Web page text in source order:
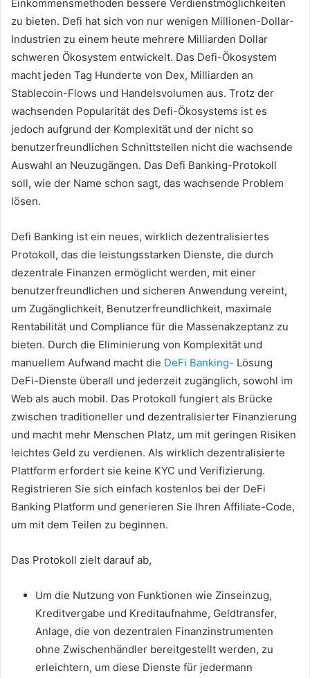
Einkommensmethoden bessere Verdienstmöglichkeiten
zu bieten. Defi hat sich von nur wenigen Millionen-Dollar-
Industrien zu einem heute mehrere Milliarden Dollar
schweren Ökosystem entwickelt. Das Defi-Ökosystem
macht jeden Tag Hunderte von Dex, Milliarden an
Stablecoin-Flows und Handelsvolumen aus. Trotz der
wachsenden Popularität des Defi-Ökosystems ist es
jedoch aufgrund der Komplexität und der nicht so
benutzerfreundlichen Schnittstellen nicht die wachsende
Auswahl an Neuzugängen. Das Defi Banking-Protokoll
soll, wie der Name schon sagt, das wachsende Problem
lösen.
Defi Banking ist ein neues, wirklich dezentralisiertes
Protokoll, das die leistungsstarken Dienste, die durch
dezentrale Finanzen ermöglicht werden, mit einer
benutzerfreundlichen und sicheren Anwendung vereint,
um Zugänglichkeit, Benutzerfreundlichkeit, maximale
Rentabilität und Compliance für die Massenakzeptanz zu
bieten. Durch die Eliminierung von Komplexität und
manuellem Aufwand macht die DeFi Banking- Lösung
DeFi-Dienste überall und jederzeit zugänglich, sowohl im
Web als auch mobil. Das Protokoll fungiert als Brücke
zwischen traditioneller und dezentralisierter Finanzierung
und macht mehr Menschen Platz, um mit geringen Risiken
leichtes Geld zu verdienen. Als wirklich dezentralisierte
Plattform erfordert sie keine KYC und Verifizierung.
Registrieren Sie sich einfach kostenlos bei der DeFi
Banking Platform und generieren Sie Ihren Affiliate-Code,
um mit dem Teilen zu beginnen.
Das Protokoll zielt darauf ab,
Um die Nutzung von Funktionen wie Zinseinzug,
Kreditvergabe und Kreditaufnahme, Geldtransfer,
Anlage, die von dezentralen Finanzinstrumenten
ohne Zwischenhändler bereitgestellt werden, zu
erleichtern, um diese Dienste für jedermann